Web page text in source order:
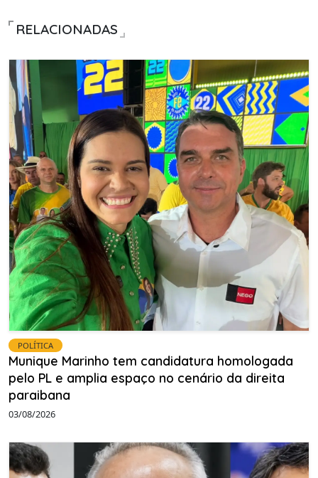
RELACIONADAS
POLÍTICA
Munique Marinho tem candidatura homologada
pelo PL e amplia espaço no cenário da direita
paraibana
03/08/2026